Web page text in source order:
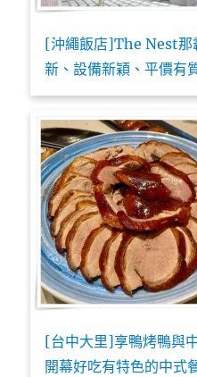
[沖繩飯店]The Nest那
新、設備新穎、平價有
[台中大里]享鴨烤鴨與
開幕好吃有特色的中式